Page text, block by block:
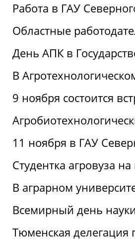
Работа в ГАУ
Областные
День АПК в
В
9 ноября состоится
11 ноября в ГАУ
Студентка агровуза
В аграрном
Всемирный день
Тюменская делегация